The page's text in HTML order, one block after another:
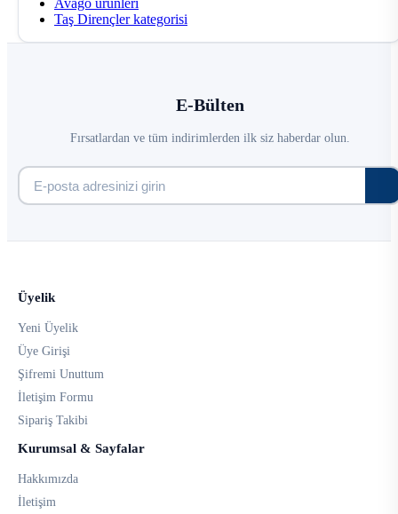
Taş Dirençler kategorisi
E-Bülten
Fırsatlardan ve tüm indirimlerden ilk siz haberdar olun.
Üyelik
Yeni Üyelik
Üye Girişi
Şifremi Unuttum
İletişim Formu
Sipariş Takibi
Kurumsal & Sayfalar
Hakkımızda
İletişim